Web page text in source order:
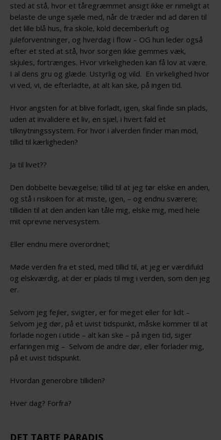
sted at stå, hvor et tåregræmmet ansigt ikke er rimeligt at
belaste de unge sjæle med, når de træder ind ad døren til
det lille blå hus, fra skole, kold decemberluft og
juleforventninger, og hverdag i flow – OG hun leder også
efter et sted at stå, hvor sorgen ikke gemmes væk,
skjules, fortrænges. Hvor virkeligheden kan få lov at være.
I al dens gru og glæde. Ustyrlig og vild. En virkelighed hvor
vi ved, vi, de efterladte, at alt kan ske, på ingen tid.
Hvor angsten for at blive forladt, igen, skal finde sin plads,
uden at invalidere et liv, en sjæl, i hvert fald et
tilknytningssystem. For hvor i alverden finder man mod,
tillid til kærligheden?
Ja til livet??
Den dobbelte bevægelse; tillid til at jeg tør elske en anden,
og stå i risikoen for at miste, igen, – og endnu sværere;
tilliden til at den anden kan tåle mig, elske mig, med hele
mit oprevne nervesystem.
Eller endnu mere overordnet;
Møde verden fra et sted, med tillid til, at jeg er værdifuld
og elskværdig, at der er plads til mig i verden, som den jeg
er.
Selvom jeg fejler, svigter, er for meget eller for lidt –
Selvom jeg dør, på et uvist tidspunkt, måske kommer til at
forlade nogen i utide – alt kan ske – på ingen tid, siger
erfaringen mig – Selvom de andre dør, eller forlader mig,
på et uvist tidspunkt.
Hvordan generobre tilliden?
Hver dag? Forfra?